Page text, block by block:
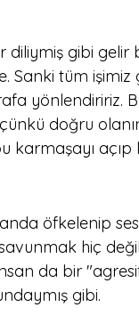
diliymiş gibi
tüm işimiz
yönlendiririz.
doğru
karmaşayı açıp
öfkelenip
hiç
da bir
gibi.